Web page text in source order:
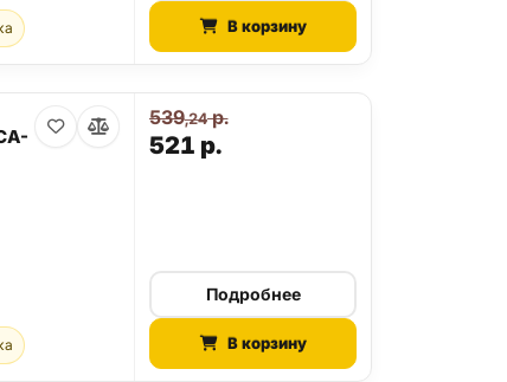
В корзину
521 р.
539,24р.
Подробнее
В корзину